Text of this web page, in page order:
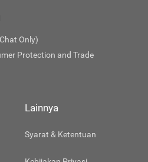
Only)
Protection and Trade
Lainnya
Syarat & Ketentuan